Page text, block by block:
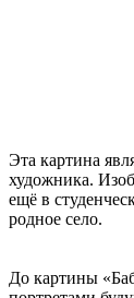
Эта картина
художника.
ещё в
родное село.
До картины